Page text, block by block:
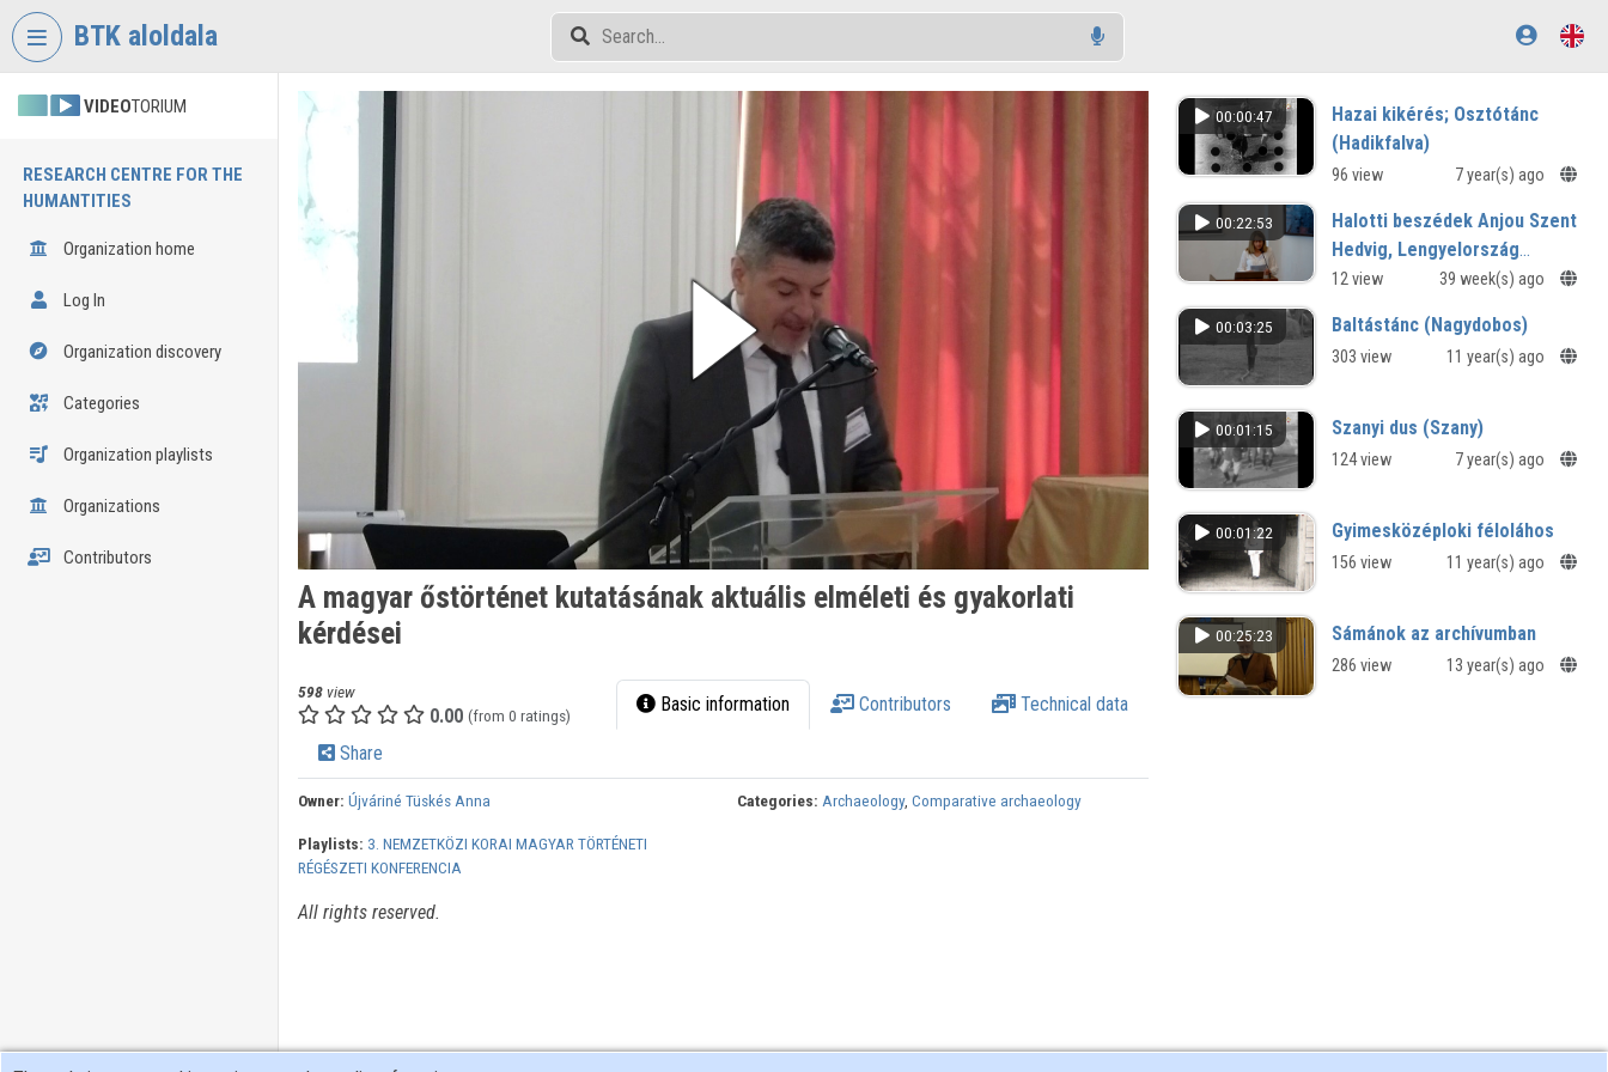
Skip header
BTK aloldala
VIDEOTORIUM
RESEARCH CENTRE FOR THE
HUMANTITIES
Organization home
Log In
Organization discovery
Categories
Organization playlists
Organizations
Contributors
A magyar őstörténet kutatásának aktuális elméleti és gyakorlati
kérdései
598view
0.00 (from 0 ratings) Basic information Contributors Technical data
Share
Owner: Újváriné Tüskés Anna Categories: Archaeology,Comparative archaeology
Playlists: 3. NEMZETKÖZI KORAI MAGYAR TÖRTÉNETI
RÉGÉSZETI KONFERENCIA
All rights reserved.
00:00:47
Hazai kikérés; Osztótánc
(Hadikfalva)
96 view 7 year(s) ago
00:22:53
Halotti beszédek Anjou Szent
Hedvig, Lengyelország
királynője tiszteletére
12 view 39 week(s) ago
00:03:25 Baltástánc (Nagydobos)
303 view 11 year(s) ago
00:01:15 Szanyi dus (Szany)
124 view 7 year(s) ago
00:01:22 Gyimesközéploki féloláhos
156 view 11 year(s) ago
00:25:23 Sámánok az archívumban
286 view 13 year(s) ago